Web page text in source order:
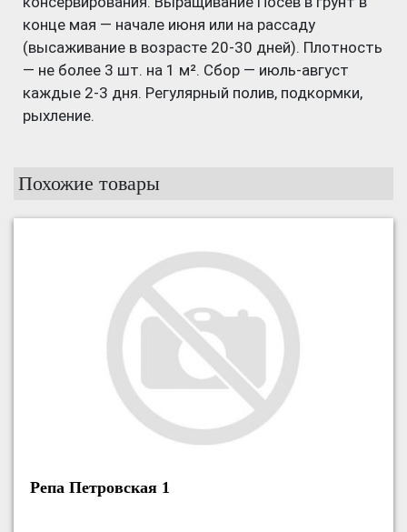
конце мая — начале июня или на рассаду
(высаживание в возрасте 20-30 дней). Плотность
— не более 3 шт. на 1 м². Сбор — июль-август
каждые 2-3 дня. Регулярный полив, подкормки,
рыхление.
Похожие товары